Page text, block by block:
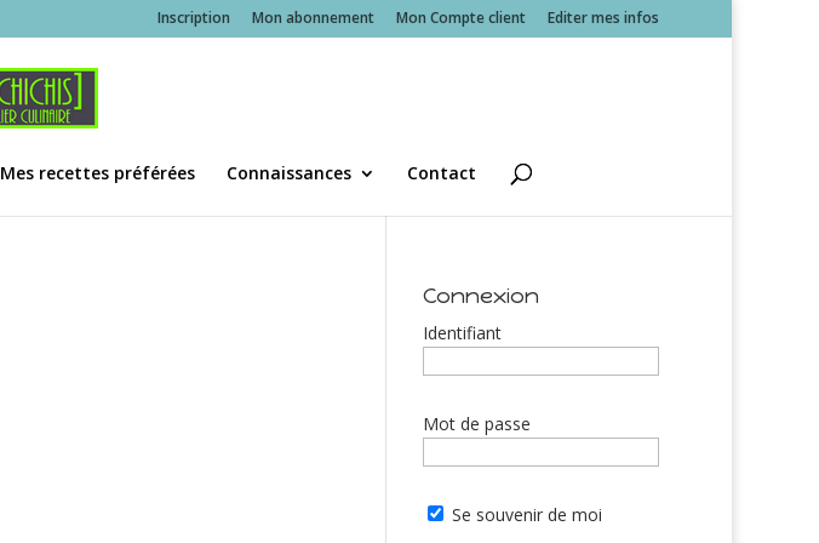
Inscription Mon abonnement Mon Compte client Editer mes infos
Mes recettes préférées Connaissances Contact
Connexion
Identifiant
Mot de passe
Se souvenir de moi